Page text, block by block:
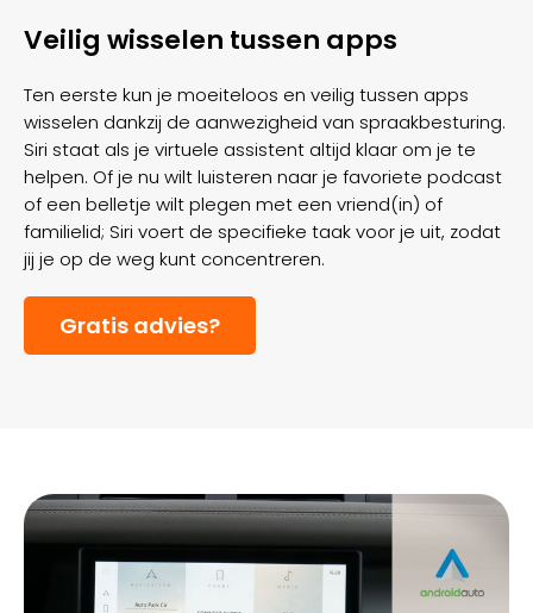
Veilig wisselen tussen apps
Ten eerste kun je moeiteloos en veilig tussen apps
wisselen dankzij de aanwezigheid van spraakbesturing.
Siri staat als je virtuele assistent altijd klaar om je te
helpen. Of je nu wilt luisteren naar je favoriete podcast
of een belletje wilt plegen met een vriend(in) of
familielid; Siri voert de specifieke taak voor je uit, zodat
jij je op de weg kunt concentreren.
Gratis advies?